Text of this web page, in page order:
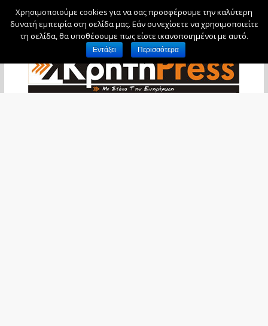
Δευτέρα, 10 Αυγούστου, 2026
Χρησιμοποιούμε cookies για να σας προσφέρουμε την καλύτερη
δυνατή εμπειρία στη σελίδα μας. Εάν συνεχίσετε να χρησιμοποιείτε
τη σελίδα, θα υποθέσουμε πως είστε ικανοποιημένοι με αυτό.
Εντάξει Περισσότερα